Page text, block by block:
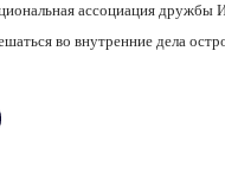
ассоциация дружбы
во внутренние дела